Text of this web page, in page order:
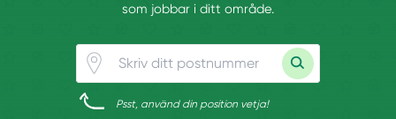
som jobbar i ditt område.
Psst, använd din position vetja!